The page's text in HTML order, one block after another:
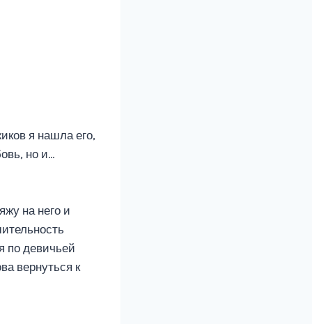
я нашла его,
но и…
на него и
по девичьей
вернуться к